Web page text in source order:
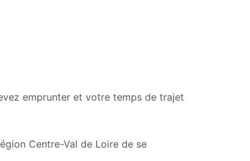
emprunter et votre temps de trajet
Centre-Val de Loire de se